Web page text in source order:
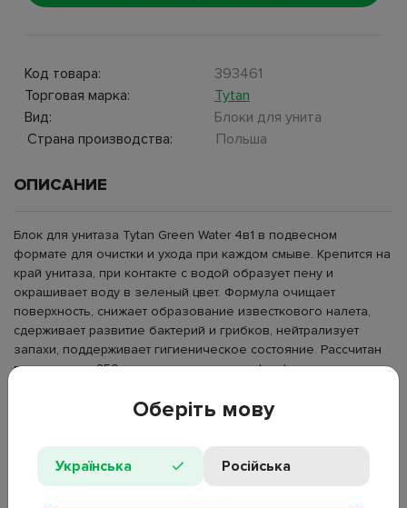
Код товара:
393461
Торговая марка:
Tytan
Вид:
Блоки для унита
Страна производства:
Польша
ОПИСАНИЕ
Блок для унитаза Tytan Green Water 4в1 в подвесном
формате для очистки и ухода при каждом смыве. Крепится на
край унитаза, при контакте с водой образует пену и
окрашивает воду в зеленый цвет. Формула очищает
поверхность, снижает образование известкового налета,
сдерживает развитие бактерий и грибков, нейтрализует
запахи, поддерживает гигиеническое состояние. Рассчитан
примерно на 250 смывов, не содержит фосфатов.
Тип: блок для унитаза
Количество: 2 шт
Вес одного блока: 40 г
Особенности: бесфосфатный, до 250 смывов
Оберіть мову
Українська Російська